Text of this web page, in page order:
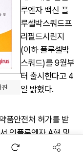
진
루엔자 백신 플
루셀박스쿼드프
리필드시린지
(이하 플루셀박
스쿼드)를 9월부
터 출시한다고 4
일 밝혔다.
품안전처 허가를 받
인플루엔자 A형 및
예방할 수 있다. 이번